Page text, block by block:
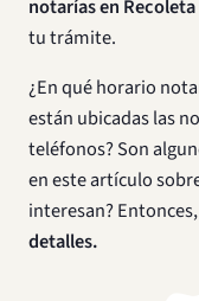
notarías en Recoleta
tu trámite.
¿En qué horario
están ubicadas las
teléfonos? Son
en este artículo
interesan?
detalles.